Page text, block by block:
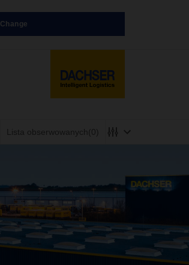
Change
Lista obserwowanych (0)